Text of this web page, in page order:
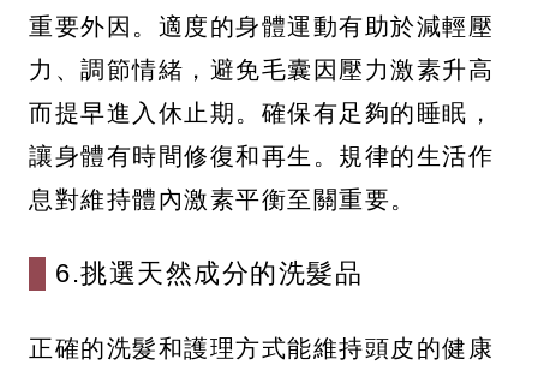
重要外因。適度的身體運動有助於減輕壓
力、調節情緒，避免毛囊因壓力激素升高
而提早進入休止期。確保有足夠的睡眠，
讓身體有時間修復和再生。規律的生活作
息對維持體內激素平衡至關重要。
6.挑選天然成分的洗髮品
正確的洗髮和護理方式能維持頭皮的健康